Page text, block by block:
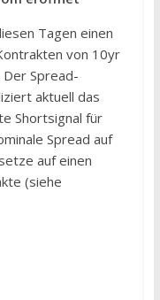
Tagen einen
von 10yr
Spread-
aktuell das
Shortsignal für
Spread auf
auf einen
(siehe